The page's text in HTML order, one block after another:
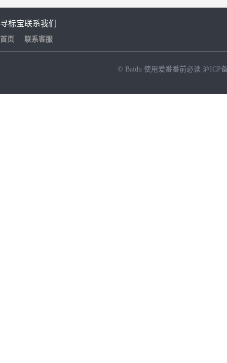
寻标宝
首页
联系我们
联系客服
© Baidu 使用爱番番前必读 沪ICP